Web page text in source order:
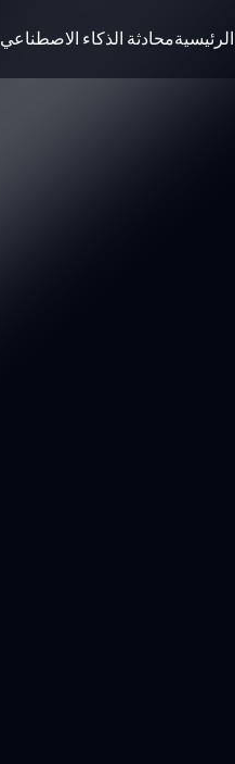
الرئيسيةمحادثة الذكاء الاصطناعي